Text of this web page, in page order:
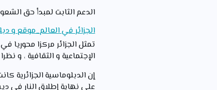
الدعم الثابت لمبدأ حق
الجزائر في العالم_موقع و
تمثل الجزائر مركزا محوريا
الإجتماعية و الثقافية ، و
إن الدبلوماسية الجزائرية